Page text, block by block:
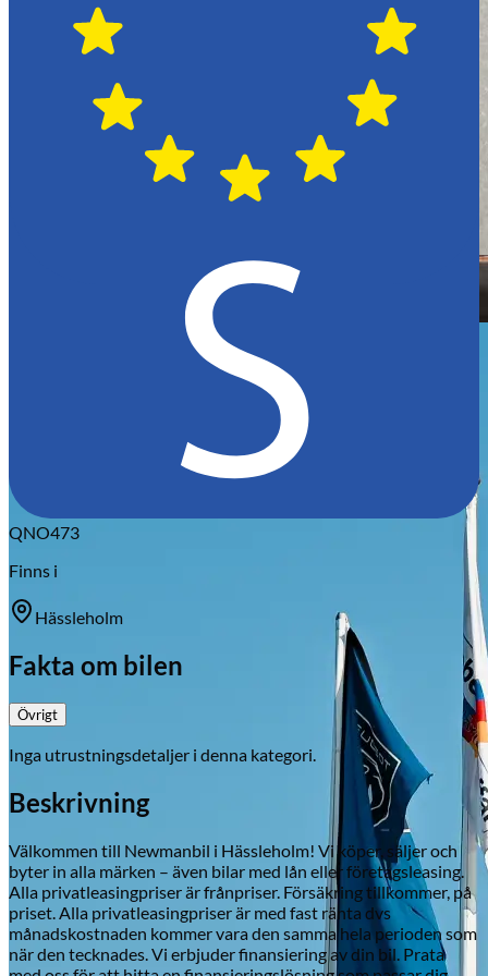
QNO473
Finns i
Hässleholm
Fakta om bilen
Övrigt
Inga utrustningsdetaljer i denna kategori.
Beskrivning
Välkommen till Newmanbil i Hässleholm! Vi köper, säljer och
byter in alla märken – även bilar med lån eller företagsleasing.
Alla privatleasingpriser är frånpriser. Försäkring tillkommer, på
priset. Alla privatleasingpriser är med fast ränta dvs
månadskostnaden kommer vara den samma hela perioden som
när den tecknades. Vi erbjuder finansiering av din bil. Prata